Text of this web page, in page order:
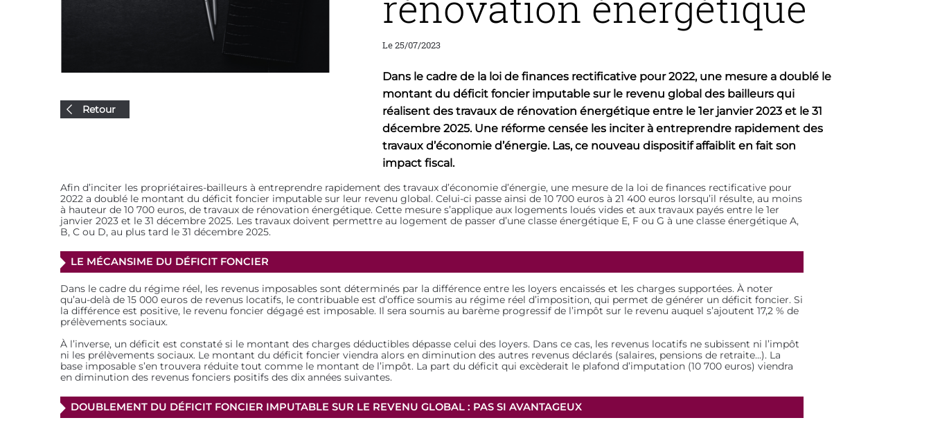
Retour
Le 25/07/2023
Dans le cadre de la loi de finances rectificative pour 2022, une mesure a doublé le
montant du déficit foncier imputable sur le revenu global des bailleurs qui
réalisent des travaux de rénovation énergétique entre le 1er janvier 2023 et le 31
décembre 2025. Une réforme censée les inciter à entreprendre rapidement des
travaux d’économie d’énergie. Las, ce nouveau dispositif affaiblit en fait son
impact fiscal.
Afin d’inciter les propriétaires-bailleurs à entreprendre rapidement des travaux d’économie d’énergie, une mesure de la loi de finances rectificative pour
2022 a doublé le montant du déficit foncier imputable sur leur revenu global. Celui-ci passe ainsi de 10 700 euros à 21 400 euros lorsqu’il résulte, au moins
à hauteur de 10 700 euros, de travaux de rénovation énergétique. Cette mesure s’applique aux logements loués vides et aux travaux payés entre le 1er
janvier 2023 et le 31 décembre 2025. Les travaux doivent permettre au logement de passer d’une classe énergétique E, F ou G à une classe énergétique A,
B, C ou D, au plus tard le 31 décembre 2025.
LE MÉCANSIME DU DÉFICIT FONCIER
Dans le cadre du régime réel, les revenus imposables sont déterminés par la différence entre les loyers encaissés et les charges supportées. À noter
qu’au-delà de 15 000 euros de revenus locatifs, le contribuable est d’office soumis au régime réel d’imposition, qui permet de générer un déficit foncier. Si
la différence est positive, le revenu foncier dégagé est imposable. Il sera soumis au barème progressif de l’impôt sur le revenu auquel s’ajoutent 17,2 % de
prélèvements sociaux.
À l’inverse, un déficit est constaté si le montant des charges déductibles dépasse celui des loyers. Dans ce cas, les revenus locatifs ne subissent ni l’impôt
ni les prélèvements sociaux. Le montant du déficit foncier viendra alors en diminution des autres revenus déclarés (salaires, pensions de retraite...). La
base imposable s’en trouvera réduite tout comme le montant de l’impôt. La part du déficit qui excèderait le plafond d’imputation (10 700 euros) viendra
en diminution des revenus fonciers positifs des dix années suivantes.
DOUBLEMENT DU DÉFICIT FONCIER IMPUTABLE SUR LE REVENU GLOBAL : PAS SI AVANTAGEUX